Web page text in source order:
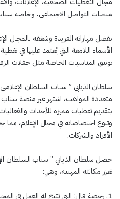
منصات التواصل الاجتماعي، وخاصة
بفضل مهاراته الفريدة وشغفه بالمجال
الأسماء اللامعة التي يُعتمد عليها في
توثيق المناسبات الخاصة مثل حفلات
سلطان الذيابي ” سناب السلطان
متعددة المواهب، اشتهر عبر منصة
بتقديم تغطيات مميزة للأحداث والفعاليات
وتنوع اختصاصاته في مجال الإعلام،
الأفراد والشركات.
حصل سلطان الذيابي ” سناب السلطان
تعزز مكانته المهنية، وهي:
1. رخصة فال: التي تتيح له العمل في